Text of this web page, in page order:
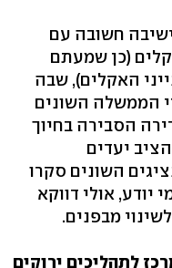
חשובה עם
(כן שמעתם
האקלים), שבה
הממשלה השונים
הסבירה בחיוך
יעדים
השונים סקרו
יודע, אולי דווקא
מבפנים.
לתהליכים ירוקים